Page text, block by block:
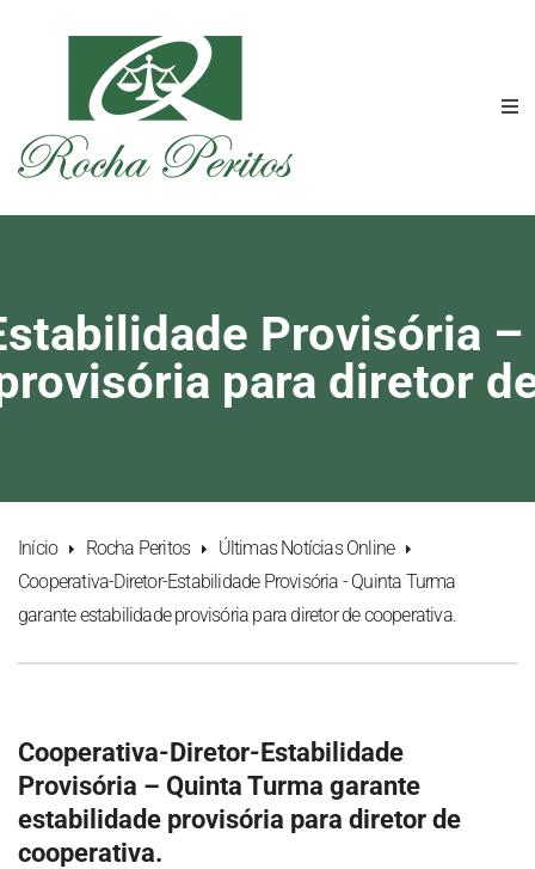
Provisória –
para diretor
Início Rocha Peritos
Últimas Notícias Online
Cooperativa-Diretor-Estabilidade Provisória - Quinta Turma
garante estabilidade provisória para diretor de cooperativa.
Cooperativa-Diretor-Estabilidade
Provisória – Quinta Turma garante
estabilidade provisória para diretor de
cooperativa.